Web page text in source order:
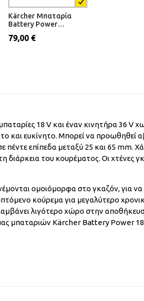
Kärcher Μπαταρία
Battery Power
79,00 €
18 V και έναν κινητήρα 36 V
και ευκίνητο. Μπορεί να
πέντε επίπεδα μεταξύ 25 και 65
διάρκεια του κουρέματος. Οι
ομοιόμορφα στο γκαζόν, για
κούρεμα για μεγαλύτερο
λιγότερο χώρο στην
μπαταριών Kärcher Battery Power 18